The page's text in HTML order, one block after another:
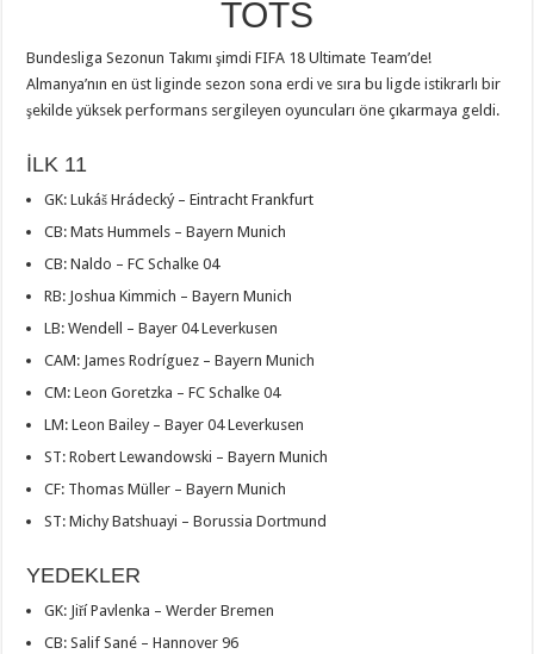
TOTS
Bundesliga Sezonun Takımı şimdi FIFA 18 Ultimate Team’de!
Almanya’nın en üst liginde sezon sona erdi ve sıra bu ligde istikrarlı bir
şekilde yüksek performans sergileyen oyuncuları öne çıkarmaya geldi.
İLK 11
GK: Lukáš Hrádecký – Eintracht Frankfurt
CB: Mats Hummels – Bayern Munich
CB: Naldo – FC Schalke 04
RB: Joshua Kimmich – Bayern Munich
LB: Wendell – Bayer 04 Leverkusen
CAM: James Rodríguez – Bayern Munich
CM: Leon Goretzka – FC Schalke 04
LM: Leon Bailey – Bayer 04 Leverkusen
ST: Robert Lewandowski – Bayern Munich
CF: Thomas Müller – Bayern Munich
ST: Michy Batshuayi – Borussia Dortmund
YEDEKLER
GK: Jiří Pavlenka – Werder Bremen
CB: Salif Sané – Hannover 96